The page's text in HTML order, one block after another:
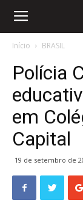
Início BRASIL
Polícia
em
Capital
19 de setembro de